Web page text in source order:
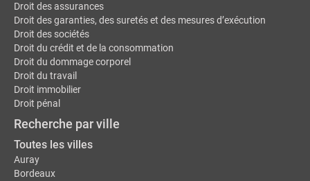
Droit des assurances
Droit des garanties, des suretés et des mesures d’exécution
Droit des sociétés
Droit du crédit et de la consommation
Droit du dommage corporel
Droit du travail
Droit immobilier
Droit pénal
Recherche par ville
Toutes les villes
Auray
Bordeaux